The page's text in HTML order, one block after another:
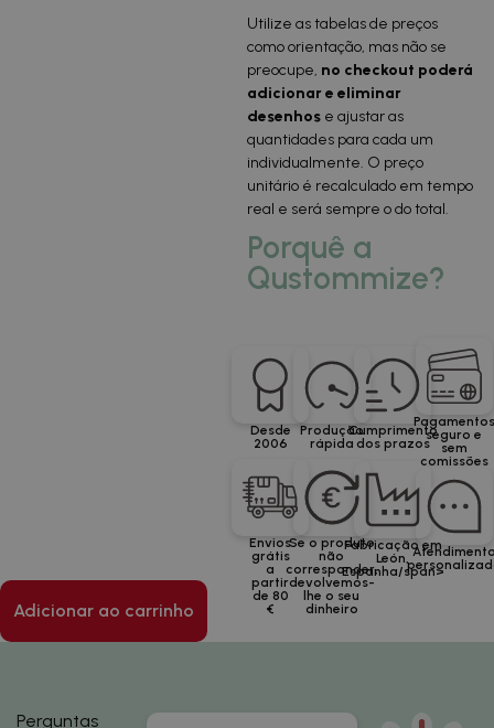
Utilize as tabelas de preços
como orientação, mas não se
preocupe, no checkout poderá
adicionar e eliminar
desenhos e ajustar as
quantidades para cada um
individualmente. O preço
unitário é recalculado em tempo
real e será sempre o do total.
Porquê a
Qustommize?
Desde
2006
Produção
rápida
Cumprimento
dos prazos
Pagamentos
seguro e
sem
comissões
Envios
grátis
a
partir
de 80
€
Se o produto
não
corresponder,
devolvemos-
lhe o seu
dinheiro
Fabricação em
León,
Espanha/span>
Adicionar ao carrinho
Perguntas